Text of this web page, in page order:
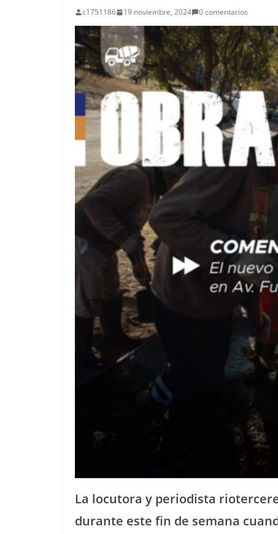
c1751186 19 noviembre, 2024 0 comentarios
La locutora y periodista
durante este fin de semana